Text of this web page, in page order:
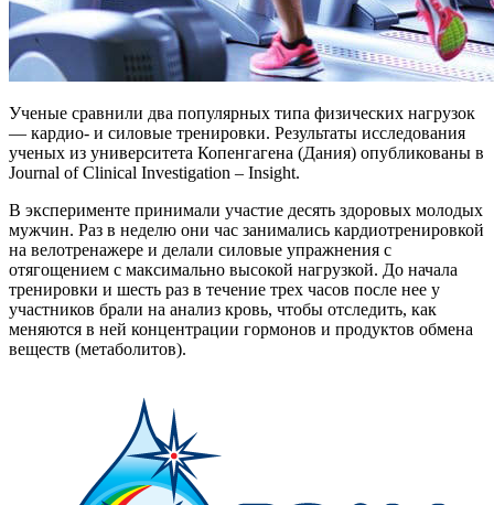
Ученые сравнили два популярных типа физических нагрузок
— кардио- и силовые тренировки. Результаты исследования
ученых из университета Копенгагена (Дания) опубликованы в
Journal of Clinical Investigation – Insight.
В эксперименте принимали участие десять здоровых молодых
мужчин. Раз в неделю они час занимались кардиотренировкой
на велотренажере и делали силовые упражнения с
отягощением с максимально высокой нагрузкой. До начала
тренировки и шесть раз в течение трех часов после нее у
участников брали на анализ кровь, чтобы отследить, как
меняются в ней концентрации гормонов и продуктов обмена
веществ (метаболитов).